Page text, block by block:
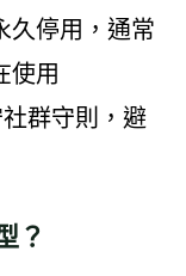
久停用，通常
使用
群守則，避
？